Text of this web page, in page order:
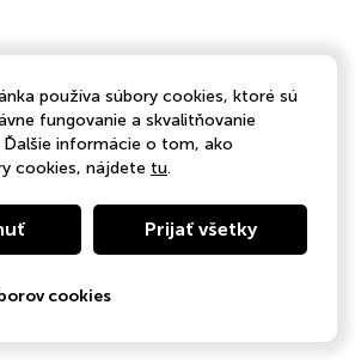
používa súbory cookies, ktoré sú
fungovanie a skvalitňovanie
informácie o tom, ako
cookies, nájdete tu.
Prijať všetky
cookies